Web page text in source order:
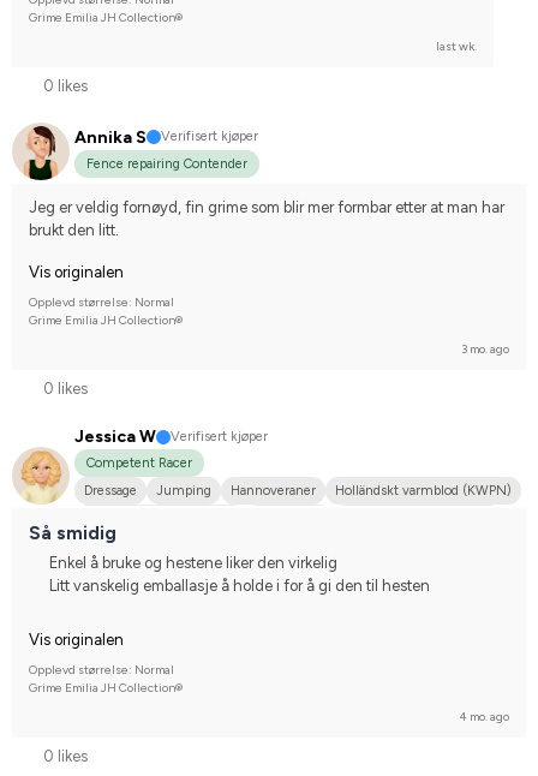
Grime Emilia JH Collection®
last wk.
0 likes
Annika S
Verifisert kjøper
Fence repairing Contender
Jeg er veldig fornøyd, fin grime som blir mer formbar etter at man har
brukt den litt.
Vis originalen
Opplevd størrelse: Normal
Grime Emilia JH Collection®
3 mo. ago
0 likes
Jessica W
Verifisert kjøper
Competent Racer
Dressage
Jumping Hannoveraner
Holländskt varmblod (KWPN)
Så smidig
Enkel å bruke og hestene liker den virkelig
Litt vanskelig emballasje å holde i for å gi den til hesten
Vis originalen
Opplevd størrelse: Normal
Grime Emilia JH Collection®
4 mo. ago
0 likes